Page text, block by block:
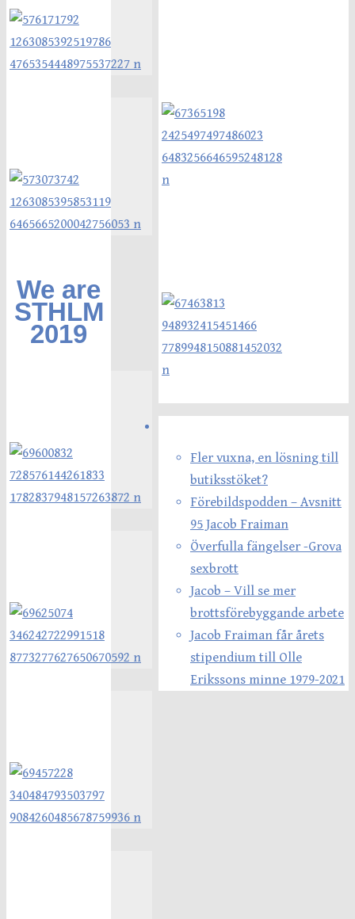
We are
STHLM
2019
Fler vuxna, en lösning till
butiksstöket?
Förebildspodden – Avsnitt
95 Jacob Fraiman
Överfulla fängelser -Grova
sexbrott
Jacob – Vill se mer
brottsförebyggande arbete
Jacob Fraiman får årets
stipendium till Olle
Erikssons minne 1979-2021